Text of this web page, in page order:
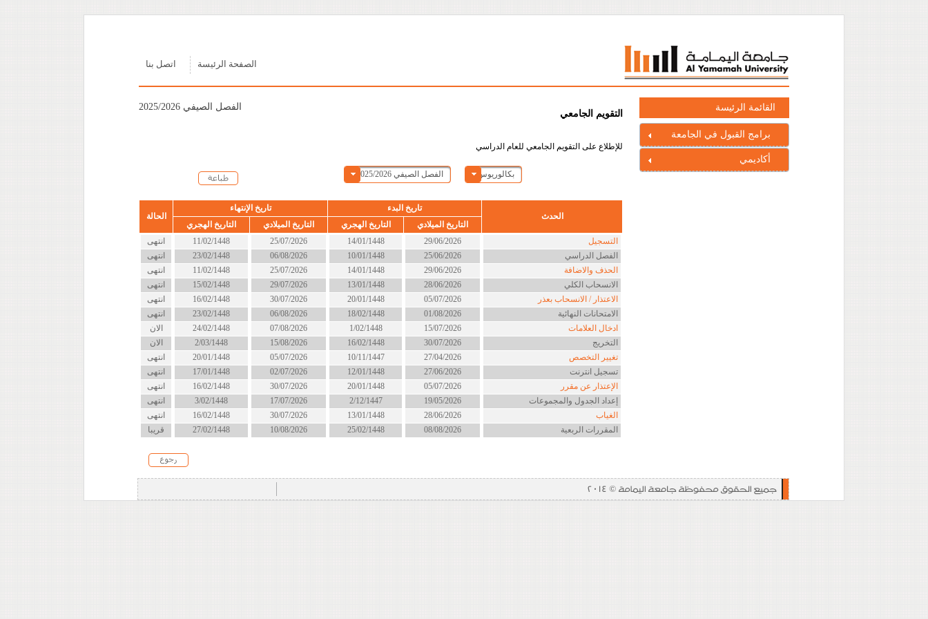
اتصل بنا الصفحة الرئيسة
القائمة الرئيسة
برامج القبول في الجامعة
أكاديمي
التقويم الجامعي
الفصل الصيفي 2025/2026
للإطلاع على التقويم الجامعي للعام الدراسي
بكالوريوس الفصل الصيفي 2025/2026
الحدث
تاريخ البدء
تاريخ الإنتهاء
الحالة
التاريخ الميلادي
التاريخ الهجري التاريخ الميلادي
التاريخ الهجري
التسجيل
الفصل الدراسي
الحذف والاضافة
الانسحاب الكلي
الاعتذار / الانسحاب بعذر
الامتحانات النهائية
ادخال العلامات
التخريج
تغيير التخصص
تسجيل انترنت
الإعتذار عن مقرر
إعداد الجدول والمجموعات
الغياب
المقررات الربعية
29/06/2026
25/06/2026
29/06/2026
28/06/2026
05/07/2026
01/08/2026
15/07/2026
30/07/2026
27/04/2026
27/06/2026
05/07/2026
19/05/2026
28/06/2026
08/08/2026
14/01/1448
10/01/1448
14/01/1448
13/01/1448
20/01/1448
18/02/1448
1/02/1448
16/02/1448
10/11/1447
12/01/1448
20/01/1448
2/12/1447
13/01/1448
25/02/1448
25/07/2026
06/08/2026
25/07/2026
29/07/2026
30/07/2026
06/08/2026
07/08/2026
15/08/2026
05/07/2026
02/07/2026
30/07/2026
17/07/2026
30/07/2026
10/08/2026
11/02/1448
23/02/1448
11/02/1448
15/02/1448
16/02/1448
23/02/1448
24/02/1448
2/03/1448
20/01/1448
17/01/1448
16/02/1448
3/02/1448
16/02/1448
27/02/1448
انتهى
انتهى
انتهى
انتهى
انتهى
انتهى
الان
الان
انتهى
انتهى
انتهى
انتهى
انتهى
قريبا